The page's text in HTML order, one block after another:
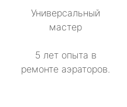
Универсальный
мастер
5 лет опыта в
ремонте аэраторов.